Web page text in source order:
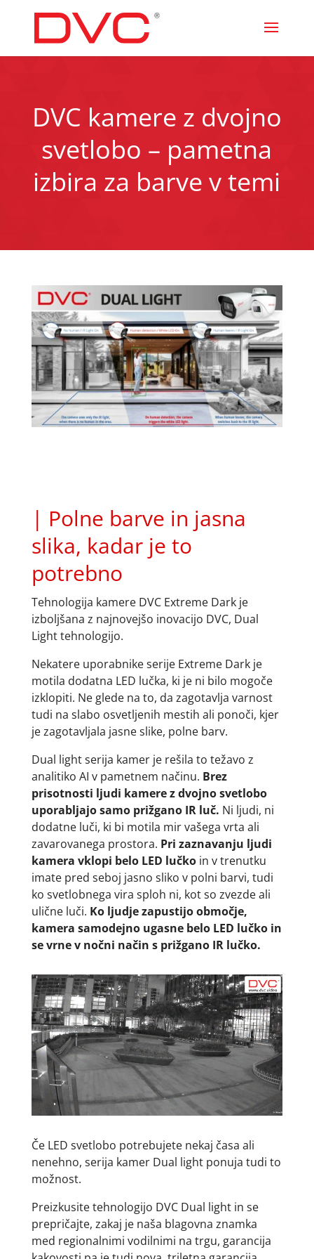
DVC kamere z dvojno
svetlobo – pametna
izbira za barve v temi
| Polne barve in jasna
slika, kadar je to
potrebno
Tehnologija kamere DVC Extreme Dark je
izboljšana z najnovejšo inovacijo DVC, Dual
Light tehnologijo.
Nekatere uporabnike serije Extreme Dark je
motila dodatna LED lučka, ki je ni bilo mogoče
izklopiti. Ne glede na to, da zagotavlja varnost
tudi na slabo osvetljenih mestih ali ponoči, kjer
je zagotavljala jasne slike, polne barv.
Dual light serija kamer je rešila to težavo z
analitiko AI v pametnem načinu. Brez
prisotnosti ljudi kamere z dvojno svetlobo
uporabljajo samo prižgano IR luč. Ni ljudi, ni
dodatne luči, ki bi motila mir vašega vrta ali
zavarovanega prostora. Pri zaznavanju ljudi
kamera vklopi belo LED lučkoin v trenutku
imate pred seboj jasno sliko v polni barvi, tudi
ko svetlobnega vira sploh ni, kot so zvezde ali
ulične luči. Ko ljudje zapustijo območje,
kamera samodejno ugasne belo LED lučko in
se vrne v nočni način s prižgano IR lučko.
Če LED svetlobo potrebujete nekaj časa ali
nenehno, serija kamer Dual light ponuja tudi to
možnost.
Preizkusite tehnologijo DVC Dual light in se
prepričajte, zakaj je naša blagovna znamka
med regionalnimi vodilnimi na trgu, garancija